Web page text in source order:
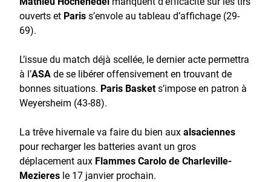
ouverts et Pariss’envole au tableau d’affichage (29-
69).
L’issue du match déjà scellée, le dernier acte permettra
à l’ASAde se libérer offensivement en trouvant de
bonnes situations. Paris Baskets’impose en patron à
Weyersheim (43-88).
La trêve hivernale va faire du bien auxalsaciennes
pour recharger les batteries avant un gros
déplacement aux Flammes Carolo de Charleville-
Mezieres le 17 janvier prochain.